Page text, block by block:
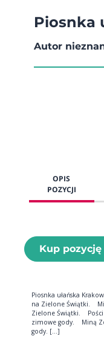
Piosnka
Autor
OPIS
POZYCJI
Kup
Piosnka ułańska
na Zielone Świątki.
Zielone Świątki. Pości
zimowe gody. Miną
gody. [...]